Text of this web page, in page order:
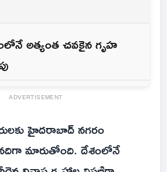
అత్యంత చవకైన గృహ
ADVERTISEMENT
హైదరాబాద్ నగరం
మారుతోంది. దేశంలోనే